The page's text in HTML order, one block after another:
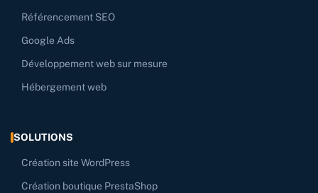
Référencement SEO
Google Ads
Développement web sur mesure
Hébergement web
SOLUTIONS
Création site WordPress
Création boutique PrestaShop